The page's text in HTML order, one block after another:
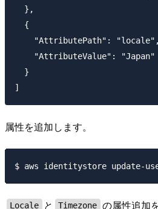
  },
  {
    "AttributePath": "locale",
    "AttributeValue": "Japan"
  }
属性を追加します。
Locale と Timezone の属性追加